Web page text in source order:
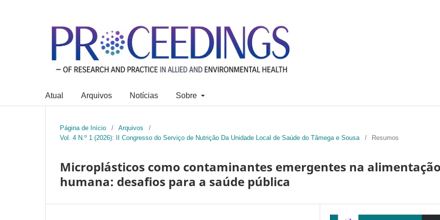
Atual Arquivos Notícias Sobre
Página de Início / Arquivos
/
Vol. 4 N.º 1 (2026): II Congresso do Serviço de Nutrição Da Unidade Local de Saúde do Tâmega e Sousa
/ Resumos
Microplásticos como contaminantes emergentes na
humana: desafios para a saúde pública